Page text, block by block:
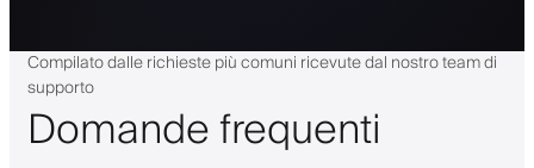
Compilato dalle richieste più comuni ricevute dal nostro team di
supporto
Domande frequenti